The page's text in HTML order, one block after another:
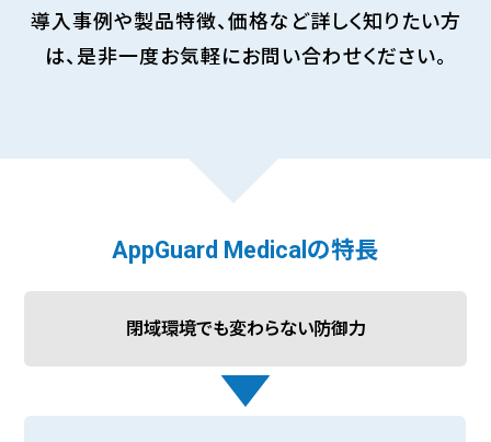
導入事例や製品特徴、価格など詳しく知りたい方
は、是非一度お気軽にお問い合わせください。
AppGuard Medicalの特長
閉域環境でも変わらない防御力